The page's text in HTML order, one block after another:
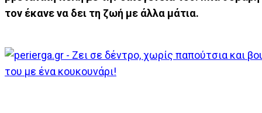
τον έκανε να δει τη ζωή με άλλα μάτια.